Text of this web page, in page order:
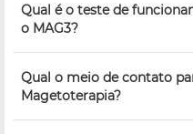
Qual é o teste de
o MAG3?
Qual o meio de contato
Magetoterapia?